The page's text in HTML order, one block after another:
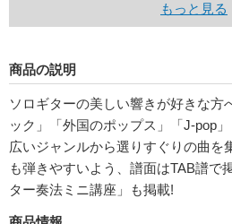
もっと見る
商品の説明
ソロギターの美しい響きが好きな方
ック」「外国のポップス」「J-pop
広いジャンルから選りすぐりの曲を
も弾きやすいよう、譜面はTAB譜で
ター奏法ミニ講座」も掲載!